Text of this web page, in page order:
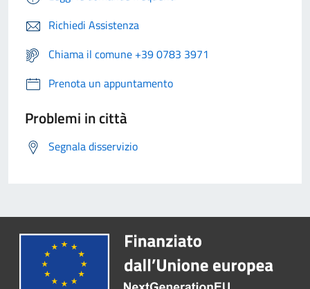
Richiedi Assistenza
Chiama il comune +39 0783 3971
Prenota un appuntamento
Problemi in città
Segnala disservizio